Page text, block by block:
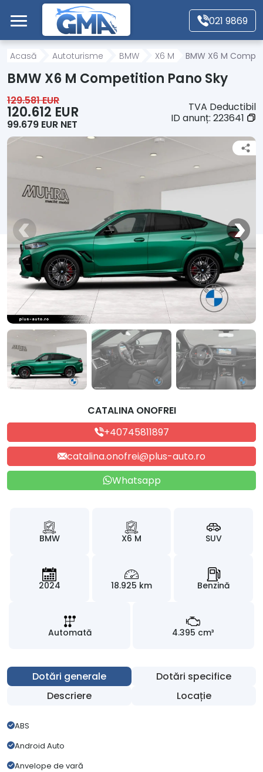
Mergi direct la conținutul principal
021 9869
Acasă
Motociclete
Autoutilitare
Alte tipuri vehicule
Despre Noi
Contact
Acasă Autoturisme BMW X6 M BMW X6 M
BMW X6 M Competition Pano Sky
129.581 EUR
120.612 EUR
99.679 EUR NET
TVA Deductibil
ID anunț: 223641
CATALINA ONOFREI
+40745811897
catalina.onofrei@plus-auto.ro
Whatsapp
BMW X6 M SUV
2024 18.925 km Benzină
Automată 4.395 cm³
Dotări generale
Dotări specifice
Descriere
Locație
ABS
Android Auto
Anvelope de vară